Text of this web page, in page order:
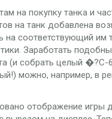
на покупку танка и
на танк добавлена
на соответствующий им
Заработать
(и собрать целый �?С-6
можно, например, в
отображение игры